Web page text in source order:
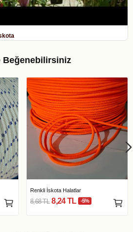
Beğenebilirsiniz
Renkli İskota Halatlar
8,68 TL 8,24 TL -5%